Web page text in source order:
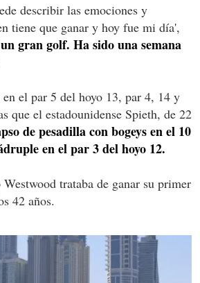
describir las emociones y
tiene que ganar y hoy fue mi día',
gran golf. Ha sido una semana
el par 5 del hoyo 13, par 4, 14 y
que el estadounidense Spieth, de 22
de pesadilla con bogeys en el 10
en el par 3 del hoyo 12.
trataba de ganar su primer
42 años.